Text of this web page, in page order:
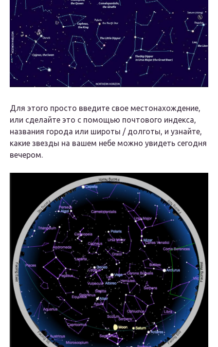
Для этого просто введите свое местонахождение,
или сделайте это с помощью почтового индекса,
названия города или широты / долготы, и узнайте,
какие звезды на вашем небе можно увидеть сегодня
вечером.